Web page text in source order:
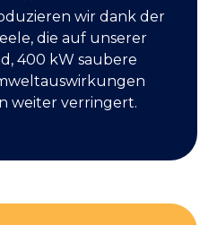
wir dank der
die auf unserer
400 kW saubere
weiter verringert.